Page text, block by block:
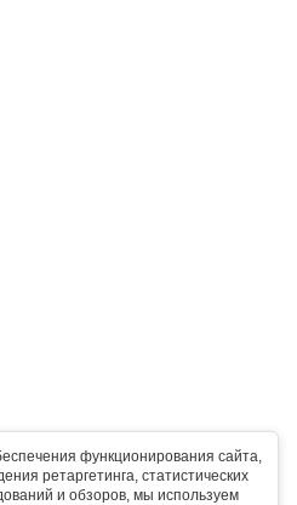
функционирования сайта,
ретаргетинга, статистических
и обзоров, мы используем